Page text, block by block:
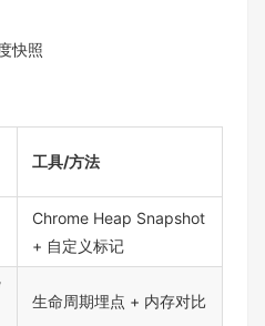
快照
工具/方法
Chrome Heap Snapshot
+ 自定义标记
生命周期埋点 + 内存对比